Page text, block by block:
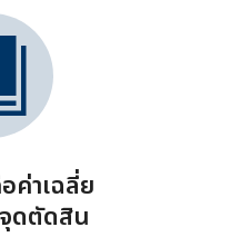
ค่าเฉลี่ย
ดตัดสิน